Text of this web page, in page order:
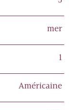
mer
1
Américaine